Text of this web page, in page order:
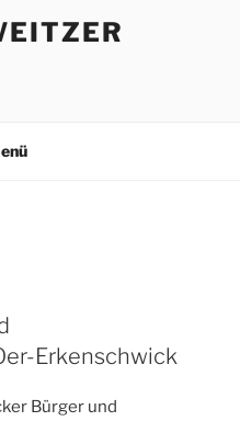
Erkenschwick
Bürger und